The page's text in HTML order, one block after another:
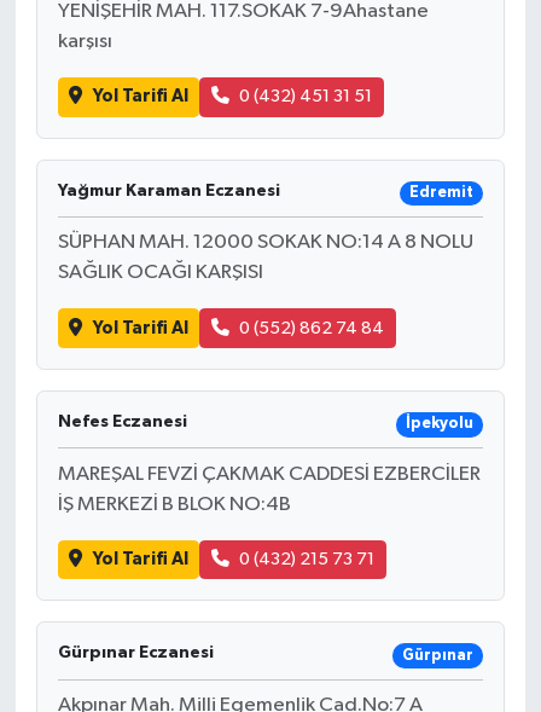
YENİŞEHİR MAH. 117.SOKAK 7-9Ahastane
karşısı
Yol Tarifi Al 0 (432) 451 31 51
Yağmur Karaman Eczanesi Edremit
SÜPHAN MAH. 12000 SOKAK NO:14 A 8 NOLU
SAĞLIK OCAĞI KARŞISI
Yol Tarifi Al 0 (552) 862 74 84
Nefes Eczanesi İpekyolu
MAREŞAL FEVZİ ÇAKMAK CADDESİ EZBERCİLER
İŞ MERKEZİ B BLOK NO:4B
Yol Tarifi Al 0 (432) 215 73 71
Gürpınar Eczanesi Gürpınar
Akpınar Mah. Milli Egemenlik Cad.No:7 A